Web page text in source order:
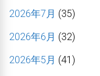
2026年7月 (35)
2026年6月 (32)
2026年5月 (41)